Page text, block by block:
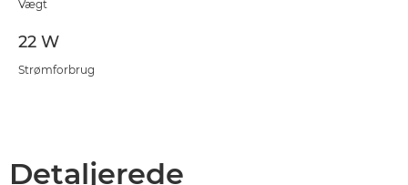
Vægt
22 W
Strømforbrug
Detaljerede